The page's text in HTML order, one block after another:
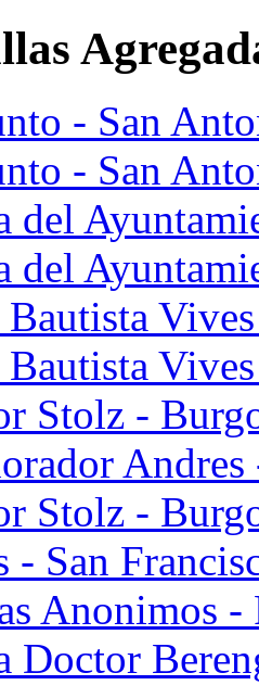
- San
- San
del
del
Bautista
Bautista
Stolz -
Andres
Stolz -
- San
Anonimos
Doctor